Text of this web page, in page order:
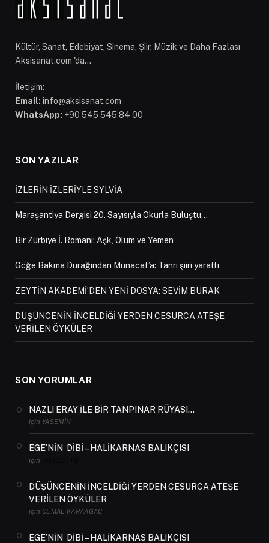
Kültür, Sanat, Edebiyat, Sinema, Şiir, Müzik ve Daha Fazlası
Aksisanat.com 'da...
İletişim:
Email: info@aksisanat.com
WhatsApp: +90 545 545 84 00
SON YAZILAR
İZLERİN İZLERİYLE SYLVİA
Maraşantiya Dergisi 20. Sayısıyla Okurla Buluştu…
Bir Zürbiye İ. Romanı: Aşk, Ölüm ve Yemen
Göğe Bakma Durağından Münacat’a: Tanrı şiiri yarattı
ZEYTİN AKADEMİ’DEN YENİ DOSYA: SEVİM BURAK
DÜŞÜNCENİN İNCELDİĞİ YERDEN CESURCA ATEŞE
VERİLEN ÖYKÜLER
SON YORUMLAR
NAZLI ERAY İLE BİR TANPINAR RÜYASI…
için YASEMIN
EGE’NİN DİBİ – HALİKARNAS BALIKÇISI
için
DÜŞÜNCENİN İNCELDİĞİ YERDEN CESURCA ATEŞE
VERİLEN ÖYKÜLER
için CEMAL KARAAĞAÇ
EGE’NİN DİBİ – HALİKARNAS BALIKÇISI